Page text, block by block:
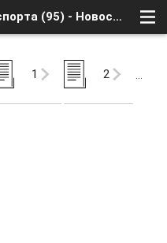
Другие новости в мире спорта (95) - Новости телеканалов - Новости спорта и анонсы спортивных трансляций - Форум о Спутниковом Телевидении
1 2 …